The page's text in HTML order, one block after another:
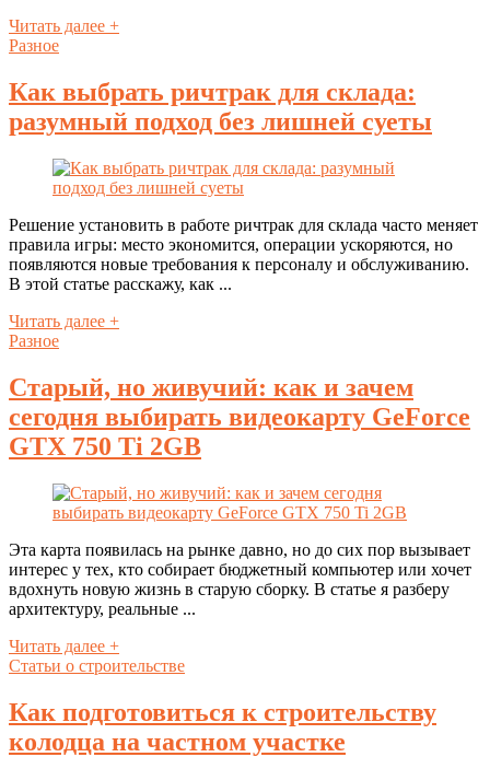
Читать далее +
Разное
Как выбрать ричтрак для склада:
разумный подход без лишней суеты
Решение установить в работе ричтрак для склада часто меняет
правила игры: место экономится, операции ускоряются, но
появляются новые требования к персоналу и обслуживанию.
В этой статье расскажу, как ...
Читать далее +
Разное
Старый, но живучий: как и зачем
сегодня выбирать видеокарту GeForce
GTX 750 Ti 2GB
Эта карта появилась на рынке давно, но до сих пор вызывает
интерес у тех, кто собирает бюджетный компьютер или хочет
вдохнуть новую жизнь в старую сборку. В статье я разберу
архитектуру, реальные ...
Читать далее +
Статьи о строительстве
Как подготовиться к строительству
колодца на частном участке